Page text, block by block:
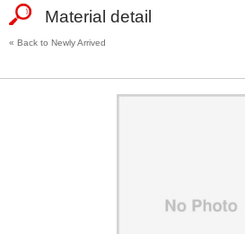
Material detail
Back to Newly Arrived